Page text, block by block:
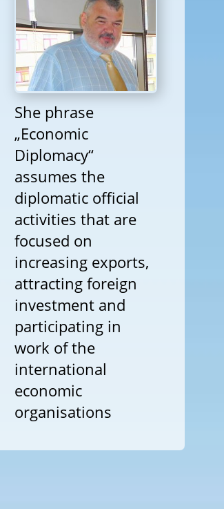
She phrase
„Economic
Diplomacy“
assumes the
diplomatic official
activities that are
focused on
increasing exports,
attracting foreign
investment and
participating in
work of the
international
economic
organisations